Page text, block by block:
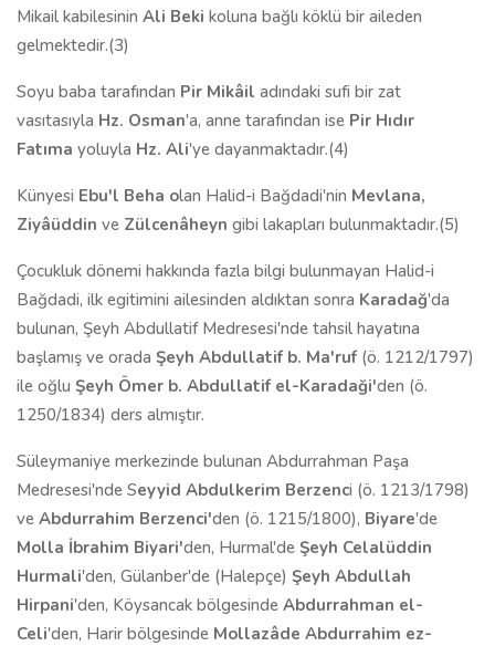
Mikail kabilesinin Ali Beki koluna bağlı köklü bir aileden
gelmektedir.(3)
Soyu baba tarafından Pir Mikâil adındaki sufi bir zat
vasıtasıyla Hz. Osman'a, anne tarafından ise Pir Hıdır
Fatıma yoluyla Hz. Ali'ye dayanmaktadır.(4)
Künyesi Ebu'l Beha olan Halid-i Bağdadi'nin Mevlana,
Ziyâüddin ve Zülcenâheyn gibi lakapları bulunmaktadır.(5)
Çocukluk dönemi hakkında fazla bilgi bulunmayan Halid-i
Bağdadi, ilk egitimini ailesinden aldıktan sonra Karadağ'da
bulunan, Şeyh Abdullatif Medresesi'nde tahsil hayatına
başlamış ve orada Şeyh Abdullatif b. Ma'ruf (ö. 1212/1797)
ile oğlu Şeyh Ömer b. Abdullatif el-Karadaği'den (ö.
1250/1834) ders almıştır.
Süleymaniye merkezinde bulunan Abdurrahman Paşa
Medresesi'nde Seyyid Abdulkerim Berzenci (ö. 1213/1798)
ve Abdurrahim Berzenci'den (ö. 1215/1800), Biyare'de
Molla İbrahim Biyari'den, Hurmal'de Şeyh Celalüddin
Hurmali'den, Gülanber'de (Halepçe) Şeyh Abdullah
Hirpani'den, Köysancak bölgesinde Abdurrahman el-
Celi'den, Harir bölgesinde Mollazâde Abdurrahim ez-